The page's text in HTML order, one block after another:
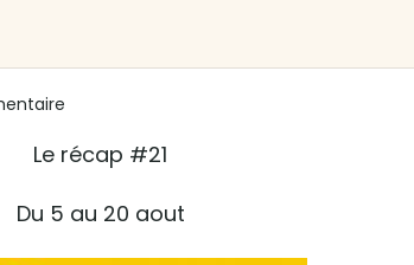
Le récap #21
Du 5 au 20 aout